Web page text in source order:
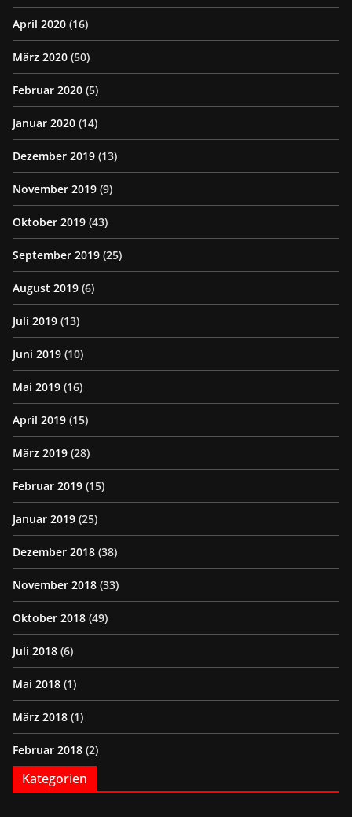
April 2020 (16)
März 2020 (50)
Februar 2020 (5)
Januar 2020 (14)
Dezember 2019 (13)
November 2019 (9)
Oktober 2019 (43)
September 2019 (25)
August 2019 (6)
Juli 2019 (13)
Juni 2019 (10)
Mai 2019 (16)
April 2019 (15)
März 2019 (28)
Februar 2019 (15)
Januar 2019 (25)
Dezember 2018 (38)
November 2018 (33)
Oktober 2018 (49)
Juli 2018 (6)
Mai 2018 (1)
März 2018 (1)
Februar 2018 (2)
Kategorien